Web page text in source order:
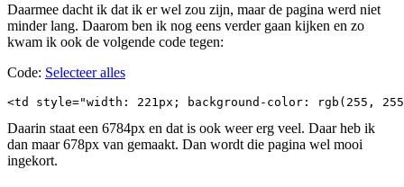
Daarmee dacht ik dat ik er wel zou zijn, maar de pagina werd niet
minder lang. Daarom ben ik nog eens verder gaan kijken en zo
kwam ik ook de volgende code tegen:
Code: Selecteer alles
<td style="width: 221px; background-color:
Daarin staat een 6784px en dat is ook weer erg veel. Daar heb ik
dan maar 678px van gemaakt. Dan wordt die pagina wel mooi
ingekort.